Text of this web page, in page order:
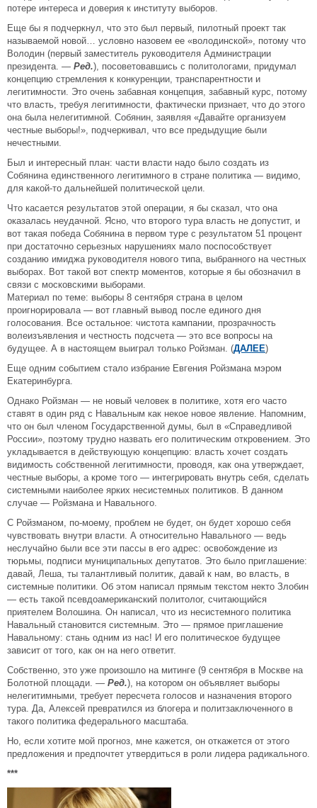
потере интереса и доверия к институту выборов.
Еще бы я подчеркнул, что это был первый, пилотный проект так
называемой новой… условно назовем ее «володинской», потому что
Володин (первый заместитель руководителя Администрации
президента. — Ред.), посоветовавшись с политологами, придумал
концепцию стремления к конкуренции, транспарентности и
легитимности. Это очень забавная концепция, забавный курс, потому
что власть, требуя легитимности, фактически признает, что до этого
она была нелегитимной. Собянин, заявляя «Давайте организуем
честные выборы!», подчеркивал, что все предыдущие были
нечестными.
Был и интересный план: части власти надо было создать из
Собянина единственного легитимного в стране политика — видимо,
для какой-то дальнейшей политической цели.
Что касается результатов этой операции, я бы сказал, что она
оказалась неудачной. Ясно, что второго тура власть не допустит, и
вот такая победа Собянина в первом туре с результатом 51 процент
при достаточно серьезных нарушениях мало поспособствует
созданию имиджа руководителя нового типа, выбранного на честных
выборах. Вот такой вот спектр моментов, которые я бы обозначил в
связи с московскими выборами.
Материал по теме: выборы 8 сентября страна в целом
проигнорировала — вот главный вывод после единого дня
голосования. Все остальное: чистота кампании, прозрачность
волеизъявления и честность подсчета — это все вопросы на
будущее. А в настоящем выиграл только Ройзман. (ДАЛЕЕ)
Еще одним событием стало избрание Евгения Ройзмана мэром
Екатеринбурга.
Однако Ройзман — не новый человек в политике, хотя его часто
ставят в один ряд с Навальным как некое новое явление. Напомним,
что он был членом Государственной думы, был в «Справедливой
России», поэтому трудно назвать его политическим откровением. Это
укладывается в действующую концепцию: власть хочет создать
видимость собственной легитимности, проводя, как она утверждает,
честные выборы, а кроме того — интегрировать внутрь себя, сделать
системными наиболее ярких несистемных политиков. В данном
случае — Ройзмана и Навального.
С Ройзманом, по-моему, проблем не будет, он будет хорошо себя
чувствовать внутри власти. А относительно Навального — ведь
неслучайно были все эти пассы в его адрес: освобождение из
тюрьмы, подписи муниципальных депутатов. Это было приглашение:
давай, Леша, ты талантливый политик, давай к нам, во власть, в
системные политики. Об этом написал прямым текстом некто Злобин
— есть такой псевдоамериканский политолог, считающийся
приятелем Волошина. Он написал, что из несистемного политика
Навальный становится системным. Это — прямое приглашение
Навальному: стань одним из нас! И его политическое будущее
зависит от того, как он на него ответит.
Собственно, это уже произошло на митинге (9 сентября в Москве на
Болотной площади. — Ред.), на котором он объявляет выборы
нелегитимными, требует пересчета голосов и назначения второго
тура. Да, Алексей превратился из блогера и политзаключенного в
такого политика федерального масштаба.
Но, если хотите мой прогноз, мне кажется, он откажется от этого
предложения и предпочтет утвердиться в роли лидера радикального.
***